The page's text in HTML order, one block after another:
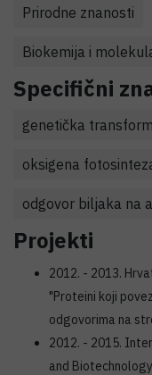
Prirodne znanosti
Biokemija i
Specifični
genetička
oksigena
odgovor biljaka na
Projekti
2012. - 2013.
"Proteini koji
odgovorima na
2012. - 2015.
and